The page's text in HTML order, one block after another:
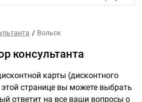
Вольск
консультанта
карты (дисконтного
странице вы можете выбрать
ответит на все ваши вопросы о